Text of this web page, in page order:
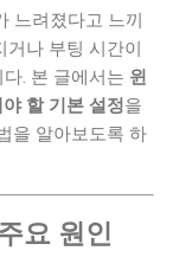
다. 단순한 행동
습니다. 이 습관
가 있었습니다. 3.
용하던 습관을 줄
으로 바꿨습니다.
면서 지출을 줄
없는 지출을 줄
느려졌다고 느끼
거나 부팅 시간이
. 본 글에서는 윈
할 기본 설정을
을 알아보도록 하
요 원인